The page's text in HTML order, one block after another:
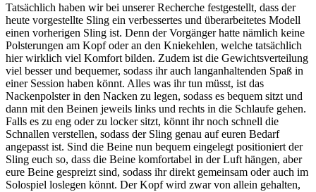
Tatsächlich haben wir bei unserer Recherche festgestellt, dass der
heute vorgestellte Sling ein verbessertes und überarbeitetes Modell
einen vorherigen Sling ist. Denn der Vorgänger hatte nämlich keine
Polsterungen am Kopf oder an den Kniekehlen, welche tatsächlich
hier wirklich viel Komfort bilden. Zudem ist die Gewichtsverteilung
viel besser und bequemer, sodass ihr auch langanhaltenden Spaß in
einer Session haben könnt. Alles was ihr tun müsst, ist das
Nackenpolster in den Nacken zu legen, sodass es bequem sitzt und
dann mit den Beinen jeweils links und rechts in die Schlaufe gehen.
Falls es zu eng oder zu locker sitzt, könnt ihr noch schnell die
Schnallen verstellen, sodass der Sling genau auf euren Bedarf
angepasst ist. Sind die Beine nun bequem eingelegt positioniert der
Sling euch so, dass die Beine komfortabel in der Luft hängen, aber
eure Beine gespreizt sind, sodass ihr direkt gemeinsam oder auch im
Solospiel loslegen könnt. Der Kopf wird zwar von allein gehalten,